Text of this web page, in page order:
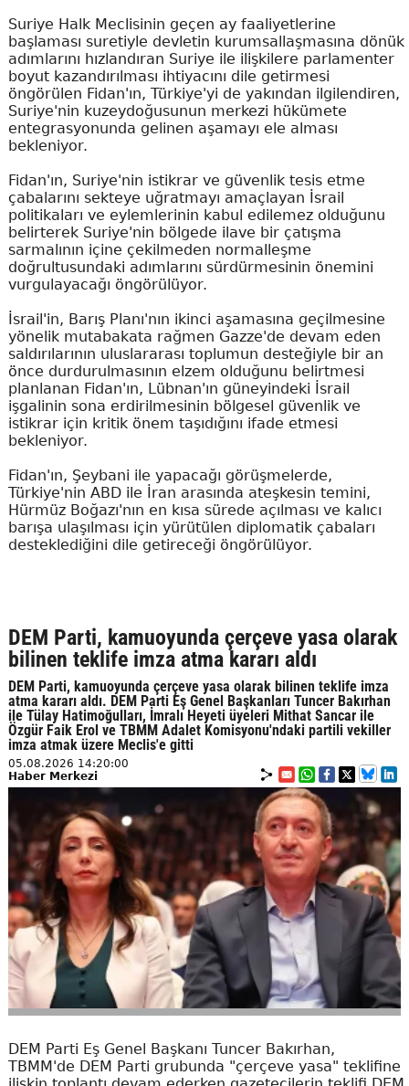
Suriye Halk Meclisinin geçen ay faaliyetlerine
başlaması suretiyle devletin kurumsallaşmasına dönük
adımlarını hızlandıran Suriye ile ilişkilere parlamenter
boyut kazandırılması ihtiyacını dile getirmesi
öngörülen Fidan'ın, Türkiye'yi de yakından ilgilendiren,
Suriye'nin kuzeydoğusunun merkezi hükümete
entegrasyonunda gelinen aşamayı ele alması
bekleniyor.
Fidan'ın, Suriye'nin istikrar ve güvenlik tesis etme
çabalarını sekteye uğratmayı amaçlayan İsrail
politikaları ve eylemlerinin kabul edilemez olduğunu
belirterek Suriye'nin bölgede ilave bir çatışma
sarmalının içine çekilmeden normalleşme
doğrultusundaki adımlarını sürdürmesinin önemini
vurgulayacağı öngörülüyor.
İsrail'in, Barış Planı'nın ikinci aşamasına geçilmesine
yönelik mutabakata rağmen Gazze'de devam eden
saldırılarının uluslararası toplumun desteğiyle bir an
önce durdurulmasının elzem olduğunu belirtmesi
planlanan Fidan'ın, Lübnan'ın güneyindeki İsrail
işgalinin sona erdirilmesinin bölgesel güvenlik ve
istikrar için kritik önem taşıdığını ifade etmesi
bekleniyor.
Fidan'ın, Şeybani ile yapacağı görüşmelerde,
Türkiye'nin ABD ile İran arasında ateşkesin temini,
Hürmüz Boğazı'nın en kısa sürede açılması ve kalıcı
barışa ulaşılması için yürütülen diplomatik çabaları
desteklediğini dile getireceği öngörülüyor.
DEM Parti, kamuoyunda çerçeve yasa olarak
bilinen teklife imza atma kararı aldı
DEM Parti, kamuoyunda çerçeve yasa olarak bilinen teklife imza
atma kararı aldı. DEM Parti Eş Genel Başkanları Tuncer Bakırhan
ile Tülay Hatimoğulları, İmralı Heyeti üyeleri Mithat Sancar ile
Özgür Faik Erol ve TBMM Adalet Komisyonu'ndaki partili vekiller
imza atmak üzere Meclis'e gitti
05.08.2026 14:20:00
Haber Merkezi
DEM Parti Eş Genel Başkanı Tuncer Bakırhan,
TBMM'de DEM Parti grubunda "çerçeve yasa" teklifine